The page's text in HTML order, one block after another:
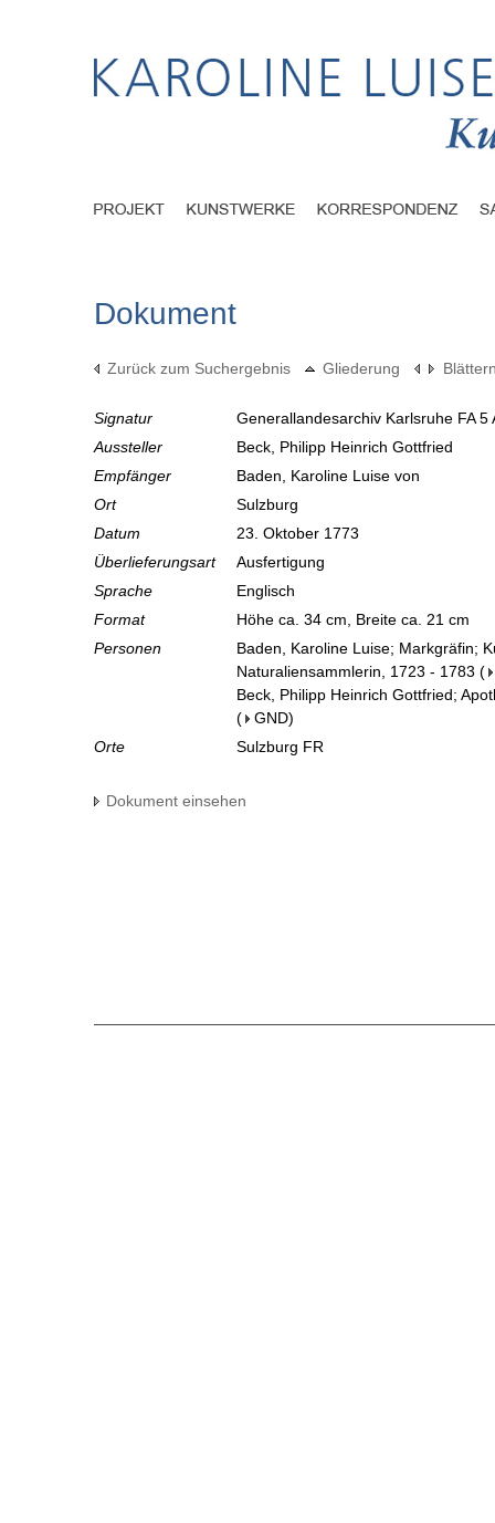
Dokument
Zurück zum Suchergebnis Gliederung
Signatur
Generallandesarchiv Karlsruhe FA
Aussteller
Beck, Philipp Heinrich Gottfried
Empfänger
Baden, Karoline Luise von
Ort
Sulzburg
Datum
23. Oktober 1773
Überlieferungsart
Ausfertigung
Sprache
Englisch
Format
Höhe ca. 34 cm, Breite ca. 21 cm
Personen
Baden, Karoline Luise; Markgräfin;
Naturaliensammlerin, 1723 - 1783 (
Beck, Philipp Heinrich Gottfried;
(
GND)
Orte
Sulzburg FR
Dokument einsehen